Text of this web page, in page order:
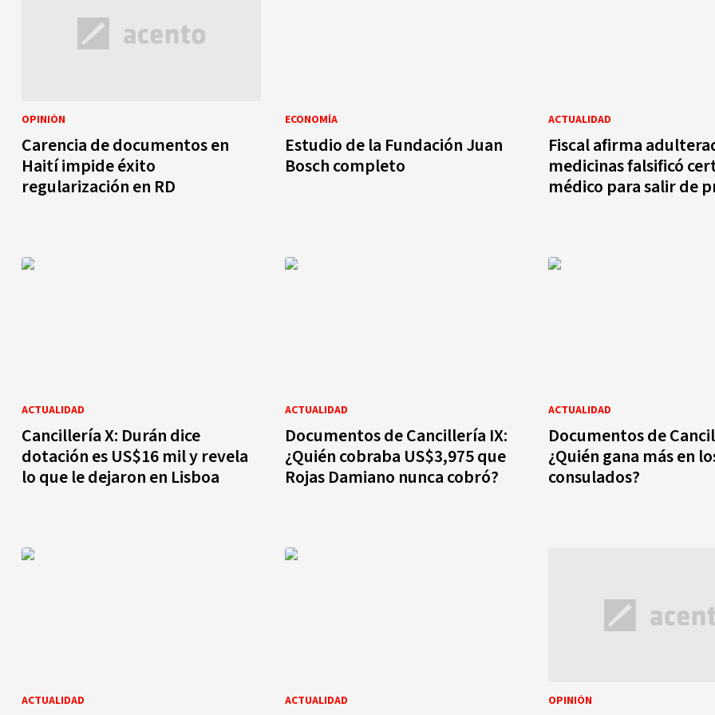
OPINIÓN
Carencia de documentos en
Haití impide éxito
regularización en RD
ECONOMÍA
Estudio de la Fundación Juan
Bosch completo
ACTUALIDAD
Fiscal afirma
medicinas falsificó
médico para salir de
ACTUALIDAD
Cancillería X: Durán dice
dotación es US$16 mil y revela
lo que le dejaron en Lisboa
ACTUALIDAD
Documentos de Cancillería IX:
¿Quién cobraba US$3,975 que
Rojas Damiano nunca cobró?
ACTUALIDAD
Documentos de
¿Quién gana más en
consulados?
ACTUALIDAD ACTUALIDAD OPINIÓN